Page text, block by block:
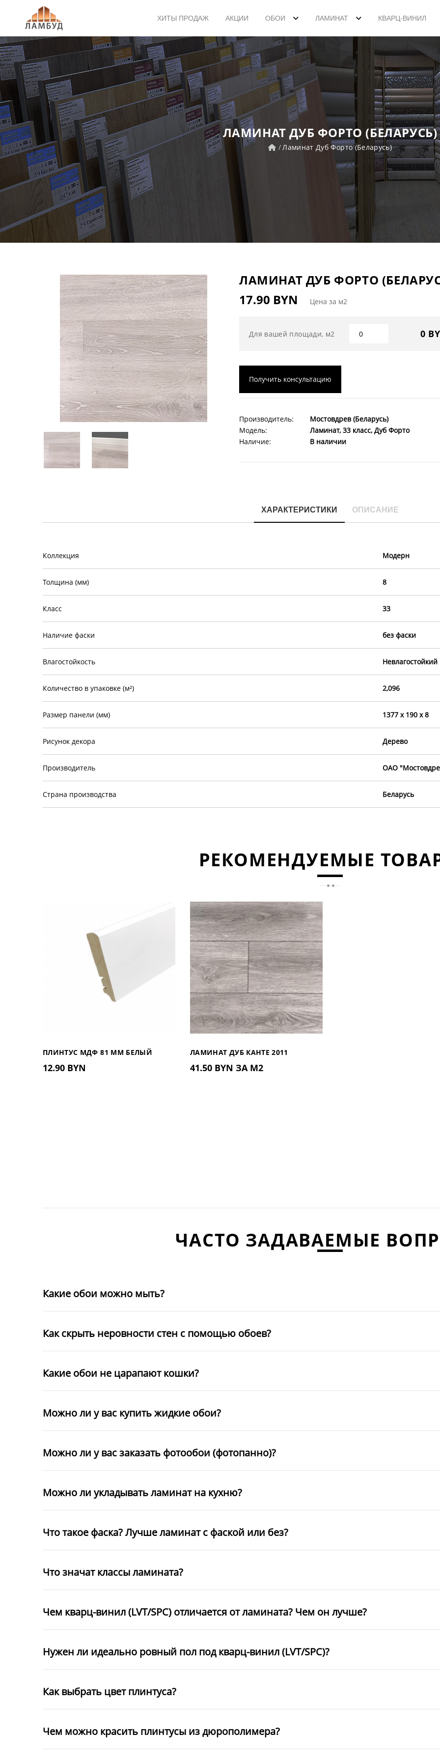
ХИТЫ ПРОДАЖ АКЦИИ ОБОИ ЛАМИНАТ КВАРЦ-ВИНИЛ
ЛАМИНАТ ДУБ ФОРТО (БЕЛАРУСЬ)
Ламинат Дуб Форто (Беларусь)
ЛАМИНАТ ДУБ ФОРТО
17.90 BYN
Цена за м2
Для вашей площади, м2 0
Получить консультацию
Производитель:
Мостовдрев (Беларусь)
Модель:
Ламинат, 33 класс, Дуб Форто
Наличие:
В наличии
ХАРАКТЕРИСТИКИ ОПИСАНИЕ
Коллекция Модерн
Толщина (мм) 8
Класс 33
Наличие фаски без фаски
Влагостойкость Невлагостойкий
Количество в упаковке (м²) 2,096
Размер панели (мм) 1377 х 190 х 8
Рисунок декора Дерево
Производитель ОАО
Страна производства Беларусь
РЕКОМЕНДУЕМЫЕ
ПЛИНТУС МДФ 81 ММ БЕЛЫЙ
81.402
12.90 BYN
ЛАМИНАТ ДУБ КАНТЕ 2011
(ТУРЦИЯ)
41.50 BYN ЗА М2
ЧАСТО ЗАДАВАЕМЫЕ
Какие обои можно мыть?
Как скрыть неровности стен с помощью обоев?
Какие обои не царапают кошки?
Можно ли у вас купить жидкие обои?
Можно ли у вас заказать фотообои (фотопанно)?
Можно ли укладывать ламинат на кухню?
Что такое фаска? Лучше ламинат с фаской или без?
Что значат классы ламината?
Чем кварц-винил (LVT/SPC) отличается от ламината? Чем он лучше?
Нужен ли идеально ровный пол под кварц-винил (LVT/SPC)?
Как выбрать цвет плинтуса?
Чем можно красить плинтусы из дюрополимера?